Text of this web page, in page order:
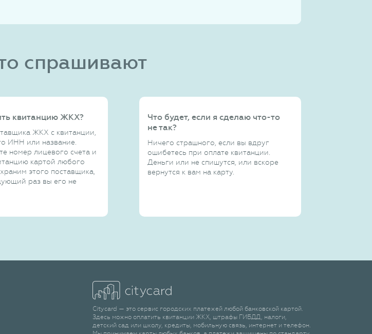
спрашивают
квитанцию ЖКХ?
ЖКХ с квитанции,
ИНН или название.
номер лицевого счета и
картой любого
этого поставщика,
раз вы его не
Что будет, если я сделаю что-то
не так?
Ничего страшного, если вы вдруг
ошибетесь при оплате квитанции.
Деньги или не спишутся, или вскоре
вернутся к вам на карту.
Citycard — это сервис городских платежей любой банковской картой.
Здесь можно оплатить квитанции ЖКХ, штрафы ГИБДД, налоги,
детский сад или школу, кредиты, мобильную связь, интернет и телефон.